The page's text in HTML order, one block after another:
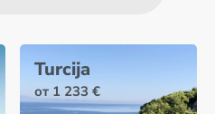
Turcija
от 1 233 €